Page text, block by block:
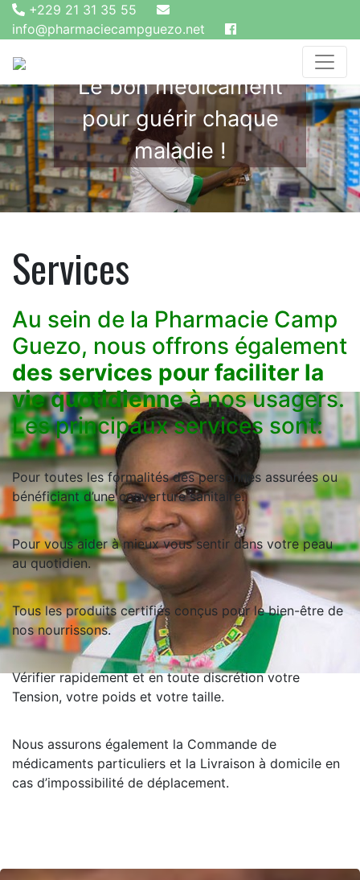
+229 21 31 35 55
info@pharmaciecampguezo.net
Le bon médicament
pour guérir chaque
maladie !
Services
Au sein de la Pharmacie Camp
Guezo, nous offrons également
des services pour faciliter la
vie quotidienneà nos usagers.
Les principaux services sont:
Pour toutes les formalités des personnes assurées ou
bénéficiant d’une couverture sanitaire.
Pour vous aider à mieux vous sentir dans votre peau
au quotidien.
Tous les produits certifiés conçus pour le bien-être de
nos nourrissons.
Vérifier rapidement et en toute discrétion votre
Tension, votre poids et votre taille.
Nous assurons également la Commande de
médicaments particuliers et la Livraison à domicile en
cas d’impossibilité de déplacement.